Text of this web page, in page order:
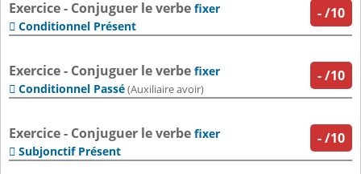
-/10
Exercice - Conjuguer le verbe fixer
 Conditionnel Présent
-/10
Exercice - Conjuguer le verbe fixer
 Conditionnel Passé(Auxiliaire avoir)
-/10
Exercice - Conjuguer le verbe fixer
 Subjonctif Présent